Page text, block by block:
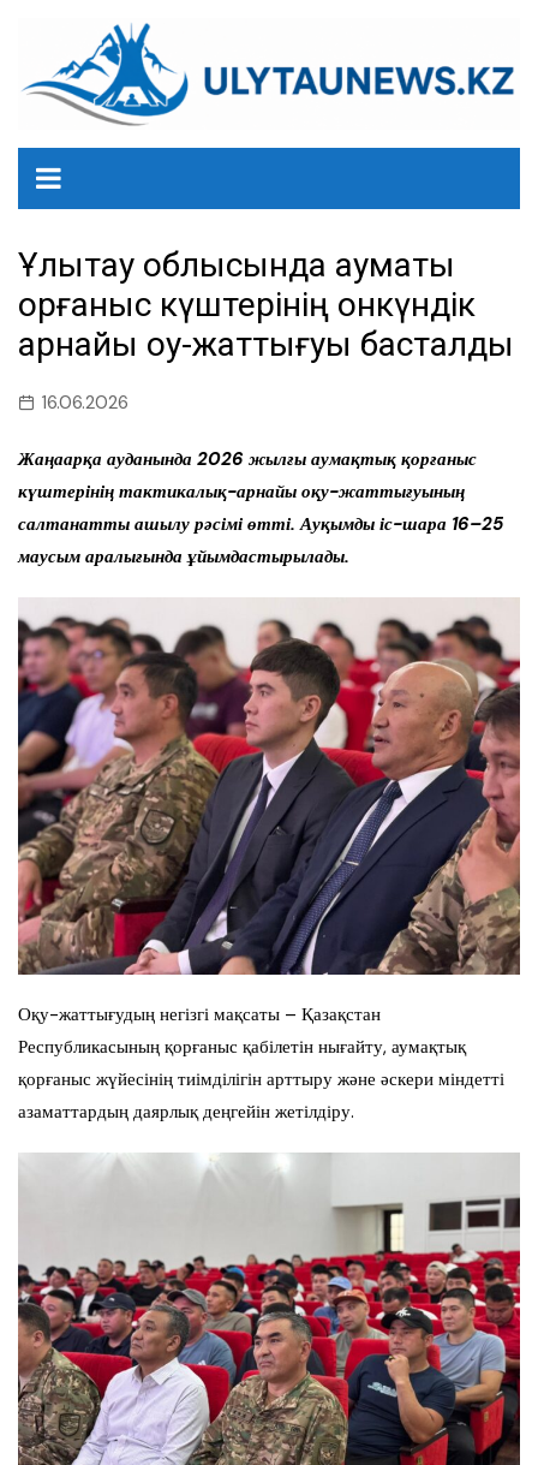
содержанию
Ұлытау облысында аумақтық
қорғаныс күштерінің онкүндік
арнайы оқу-жаттығуы басталды
16.06.2026
Жаңаарқа ауданында 2026 жылғы аумақтық қорғаныс
күштерінің тактикалық-арнайы оқу-жаттығуының
салтанатты ашылу рәсімі өтті. Ауқымды іс-шара 16–25
маусым аралығында ұйымдастырылады.
Оқу-жаттығудың негізгі мақсаты – Қазақстан
Республикасының қорғаныс қабілетін нығайту, аумақтық
қорғаныс жүйесінің тиімділігін арттыру және әскери міндетті
азаматтардың даярлық деңгейін жетілдіру.